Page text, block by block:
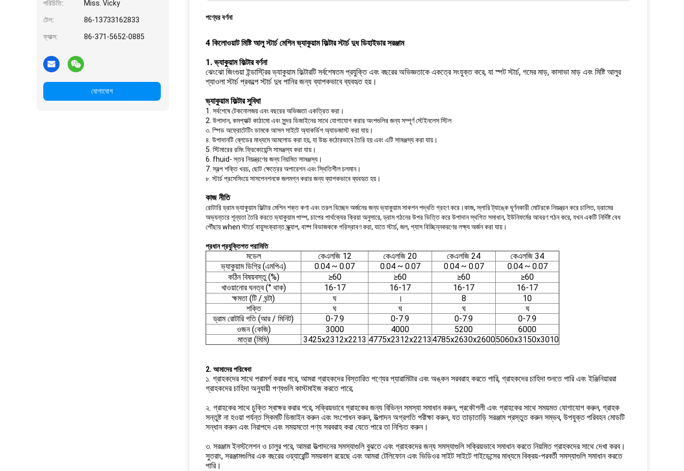
পরিচিতি: Miss. Vicky
টেল: 86-13733162833
ফ্যাক্স: 86-371-5652-0885
যোগাযোগ
পণ্যের বর্ণনা
4 কিলোওয়াট মিষ্টি আলু স্টার্চ মেশিন ভ্যাকুয়াম ফিল্টার স্টার্চ দুধ ডিহাইডার সরঞ্জাম
1. ভ্যাকুয়াম ফিল্টার বর্ণনা
ঝেংঝো জিংগুয়া ইন্ডাস্ট্রির ভ্যাকুয়াম ফিল্টারটি সর্বশেষতম প্রযুক্তি এবং বছরের অভিজ্ঞতাকে একত্রে সংযুক্ত করে, যা স্পট স্টার্চ, গমের মাড়, কাসাভা মাড় এবং মিষ্টি আলুর
শ্যাওলা স্টার্চ প্রকল্পে স্টার্চ দুধ পানির জন্য ব্যাপকভাবে ব্যবহৃত হয়।
ভ্যাকুয়াম ফিল্টার সুবিধা
1. সর্বশেষে টেকনোলজয় এবং বছরের অভিজ্ঞতা একত্রিত করা।
2. উপাদান, কমপ্যাক্ট কাঠামো এবং সুন্দর ডিজাইনের সাথে যোগাযোগ করার অংশগুলির জন্য সম্পূর্ণ স্টেইনলেস স্টিল
৩. স্পিড অফ্রোটেটিং ডামকে আসল সাইটে অ্যাকর্ডিগ অ্যাডজাস্ট করা যায়।
৪. উপাদানটি ব্লেডের মাধ্যমে আমলোড করা হয়, যা উচ্চ কঠোরভাবে তৈরি হয় এবং এটি সামঞ্জস্য করা যায়।
5. স্টিমারের রমিং ফ্রিকোয়েন্সি সামঞ্জস্য করা যায়।
6. fhuid- স্তর নিয়ন্ত্রণের জন্য নিয়মিত সামঞ্জস্য।
7. স্বল্প শক্তি খরচ, ছোট ক্ষেত্রের অপারেশন এবং স্থিতিশীল চলমান।
৮. স্টার্চ প্রসেসিংয়ে সাসপেনশনকে জলমগ্ন করার জন্য ব্যাপকভাবে ব্যবহৃত হয়।
কাজ নীতি
রোটারি ড্রাম ভ্যাকুয়াম ফিল্টার মেশিন শক্ত কণা এবং তরল বিচ্ছেদ অর্জনের জন্য ভ্যাকুয়াম সাকশন পদ্ধতি গ্রহণ করে।কাজ, স্লারি ট্যাঙ্কে ঘূর্ণনকারী মোটরকে নিয়ন্ত্রন করে চালিত, ড্রামের
অভ্যন্তরে শূন্যতা তৈরি করতে ভ্যাকুয়াম পাম্প, চাপের পার্থক্যের ক্রিয়া অনুসারে, ড্রাম গঠনের উপর ভিত্তি করে উপাদান স্থগিত সমাধান, ইউনিফর্মের আবরণ গঠন করে, যখন একটি নির্দিষ্ট বেধ
পৌঁছায় when স্টার্চে বায়ুসংক্রান্ত স্ক্র্যাপ, বাষ্প বিভাজককে পরিস্রাবণ করা, যাতে স্টার্চ, জল, গ্যাস বিচ্ছিন্নকরণের লক্ষ্য অর্জন করা যায়।
প্রধান প্রযুক্তিগত পরামিতি
মডেল কেএলজি 12 কেএলজি 20 কেএলজি 24
কেএলজি 34
ভ্যাকুয়াম ডিগ্রি (এমপিএ)
0.04 ~ 0.07 0.04 ~ 0.07 0.04 ~ 0.07
0.04 ~ 0.07
কঠিন বিষয়বস্তু (%)
≥60 ≥60 ≥60
≥60
খাওয়ানোর ঘনত্ব (° থাক)
16-17 16-17 16-17
16-17
ক্ষমতা (টি / ঘন্টা)
ঘ । 8
10
শক্তি
ঘ ঘ ঘ
ঘ
ড্রাম রোটারি গতি (আর / মিনিট)
0-7.9 0-7.9 0-7.9
0-7.9
ওজন (কেজি)
3000 4000 5200
6000
মাত্রা (মিমি)
3425x2312x2213 4775x2312x2213 4785x2630x26005060x3150x3010
2. আমাদের পরিষেবা
১. গ্রাহকদের সাথে পরামর্শ করার পরে, আমরা গ্রাহকদের বিস্তারিত পণ্যের প্যারামিটার এবং অঙ্কন সরবরাহ করতে পারি, গ্রাহকদের চাহিদা শুনতে পারি এবং ইঞ্জিনিয়াররা
গ্রাহকদের চাহিদা অনুযায়ী পণ্যগুলি কাস্টমাইজ করতে পারে;
২. গ্রাহকের সাথে চুক্তি স্বাক্ষর করার পরে, সক্রিয়ভাবে গ্রাহকের জন্য বিভিন্ন সমস্যা সমাধান করুন, প্রকৌশলী এবং গ্রাহকের সাথে সময়মত যোগাযোগ করুন, গ্রাহক
সন্তুষ্ট না হওয়া পর্যন্ত স্কিমটি ডিজাইন করুন এবং সংশোধন করুন, উত্পাদন অগ্রগতি পরীক্ষা করুন, যত তাড়াতাড়ি সরঞ্জাম প্রস্তুত করুন সম্ভব, উপযুক্ত পরিবহন মোডটি
সন্ধান করুন এবং নিরাপদে এবং সময়মতো পণ্য সরবরাহ করা যেতে পারে তা নিশ্চিত করুন।
৩. সরঞ্জাম ইনস্টলেশন ও চালুর পরে, আমরা উত্পাদনের সমস্যাগুলি বুঝতে এবং গ্রাহকদের জন্য সমস্যাগুলি সক্রিয়ভাবে সমাধান করতে নিয়মিত গ্রাহকদের সাথে দেখা করব।
সুতরাং, সরঞ্জামগুলির এক বছরের ওয়্যারেন্টি সময়কাল রয়েছে এবং আমরা টেলিফোন এবং ভিডিওর সাইট সাইটে গাইডেন্সের মাধ্যমে বিক্রয়-পরবর্তী সমস্যাগুলি সমাধান করতে
পারি।